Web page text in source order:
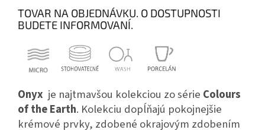
TOVAR NA OBJEDNÁVKU. O DOSTUPNOSTI
BUDETE INFORMOVANÍ.
Onyx je najtmavšou kolekciou zo série Colours
of the Earth. Kolekciu dopĺňajú pokojnejšie
krémové prvky, zdobené okrajovým zdobením